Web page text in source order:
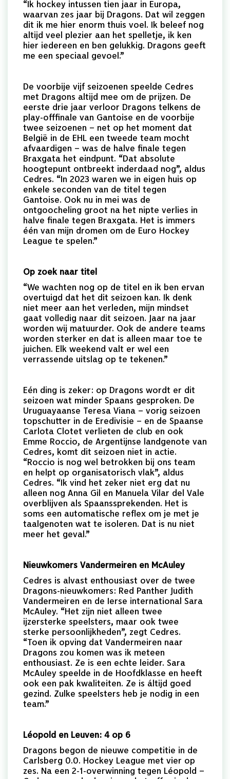
“Ik hockey intussen tien jaar in Europa,
waarvan zes jaar bij Dragons. Dat wil zeggen
dit ik me hier enorm thuis voel. Ik beleef nog
altijd veel plezier aan het spelletje, ik ken
hier iedereen en ben gelukkig. Dragons geeft
me een speciaal gevoel.”
De voorbije vijf seizoenen speelde Cedres
met Dragons altijd mee om de prijzen. De
eerste drie jaar verloor Dragons telkens de
play-offfinale van Gantoise en de voorbije
twee seizoenen – net op het moment dat
België in de EHL een tweede team mocht
afvaardigen – was de halve finale tegen
Braxgata het eindpunt. “Dat absolute
hoogtepunt ontbreekt inderdaad nog”, aldus
Cedres. “In 2023 waren we in eigen huis op
enkele seconden van de titel tegen
Gantoise. Ook nu in mei was de
ontgoocheling groot na het nipte verlies in
halve finale tegen Braxgata. Het is immers
één van mijn dromen om de Euro Hockey
League te spelen.”
Op zoek naar titel
“We wachten nog op de titel en ik ben ervan
overtuigd dat het dit seizoen kan. Ik denk
niet meer aan het verleden, mijn mindset
gaat volledig naar dit seizoen. Jaar na jaar
worden wij matuurder. Ook de andere teams
worden sterker en dat is alleen maar toe te
juichen. Elk weekend valt er wel een
verrassende uitslag op te tekenen.”
Eén ding is zeker: op Dragons wordt er dit
seizoen wat minder Spaans gesproken. De
Uruguayaanse Teresa Viana – vorig seizoen
topschutter in de Eredivisie – en de Spaanse
Carlota Clotet verlieten de club en ook
Emme Roccio, de Argentijnse landgenote van
Cedres, komt dit seizoen niet in actie.
“Roccio is nog wel betrokken bij ons team
en helpt op organisatorisch vlak”, aldus
Cedres. “Ik vind het zeker niet erg dat nu
alleen nog Anna Gil en Manuela Vilar del Vale
overblijven als Spaanssprekenden. Het is
soms een automatische reflex om je met je
taalgenoten wat te isoleren. Dat is nu niet
meer het geval.”
Nieuwkomers Vandermeiren en McAuley
Cedres is alvast enthousiast over de twee
Dragons-nieuwkomers: Red Panther Judith
Vandermeiren en de Ierse international Sara
McAuley. “Het zijn niet alleen twee
ijzersterke speelsters, maar ook twee
sterke persoonlijkheden”, zegt Cedres.
“Toen ik opving dat Vandermeiren naar
Dragons zou komen was ik meteen
enthousiast. Ze is een echte leider. Sara
McAuley speelde in de Hoofdklasse en heeft
ook een pak kwaliteiten. Ze is áltijd goed
gezind. Zulke speelsters heb je nodig in een
team.”
Léopold en Leuven: 4 op 6
Dragons begon de nieuwe competitie in de
Carlsberg 0.0. Hockey League met vier op
zes. Na een 2-1-overwinning tegen Léopold –